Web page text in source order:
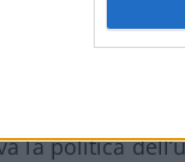
menzionare
viene in
la politica